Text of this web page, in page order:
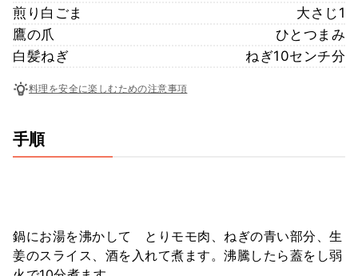
煎り白ごま
大さじ1
鷹の爪
ひとつまみ
白髪ねぎ
ねぎ10センチ分
料理を安全に楽しむための注意事項
手順
鍋にお湯を沸かして とりモモ肉、ねぎの青い部分、生
姜のスライス、酒を入れて煮ます。沸騰したら蓋をし弱